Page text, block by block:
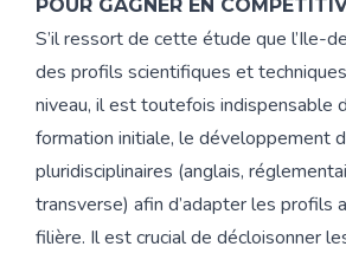
POUR GAGNER EN
S’il ressort de cette étude que l’Ile-
des profils scientifiques et
niveau, il est toutefois indispensable
formation initiale, le développement
pluridisciplinaires (anglais,
transverse) afin d’adapter les profils
filière. Il est crucial de décloisonner